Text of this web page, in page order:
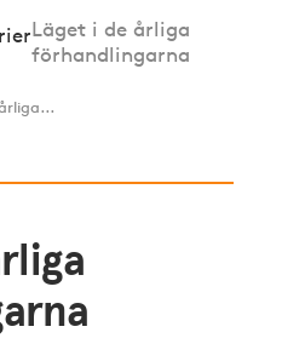
Läget i de årliga
förhandlingarna